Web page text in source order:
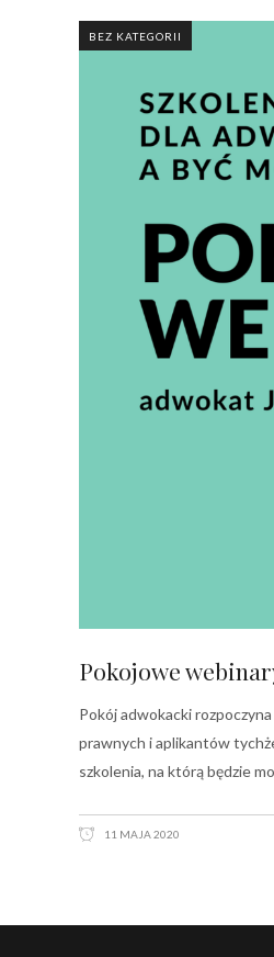
BEZ KATEGORII
Pokojowe
Pokój adwokacki
prawnych i aplikantów
szkolenia, na którą będzie
11 MAJA 2020